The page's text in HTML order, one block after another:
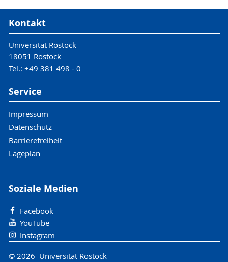
Kontakt
Universität Rostock
18051 Rostock
Tel.: +49 381 498 - 0
Service
Impressum
Datenschutz
Barrierefreiheit
Lageplan
Soziale Medien
Facebook
YouTube
Instagram
© 2026 Universität Rostock